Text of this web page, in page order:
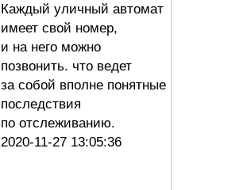
Каждый уличный автомат
имеет свой номер,
и на него можно
позвонить. что ведет
за собой вполне понятные
последствия
по отслеживанию.
2020-11-27 13:05:36